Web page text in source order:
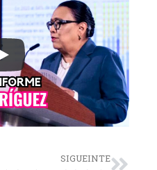
SIGUEINTE